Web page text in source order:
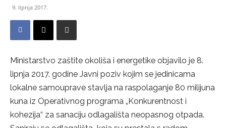
9. lipnja 2017.
Ministarstvo zaštite okoliša i energetike objavilo je 8.
lipnja 2017. godine Javni poziv kojim se jedinicama
lokalne samouprave stavlja na raspolaganje 80 milijuna
kuna iz Operativnog programa „Konkurentnost i
kohezija“ za sanaciju odlagališta neopasnog otpada.